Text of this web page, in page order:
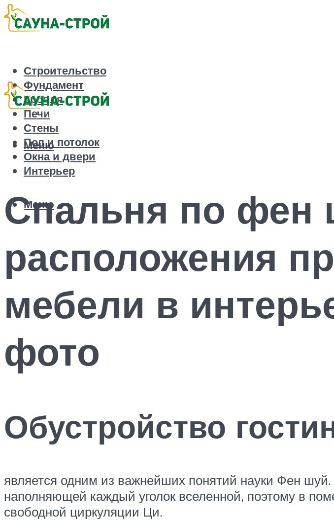
Строительство
Фундамент
Кровля
Печи
Стены
Пол и потолок
Окна и двери
Интерьер
Меню
Меню
Спальня по фен
расположения
мебели в
фото
Обустройство
является одним из важнейших понятий науки Фен
наполняющей каждый уголок вселенной, поэтому в
свободной циркуляции Ци.